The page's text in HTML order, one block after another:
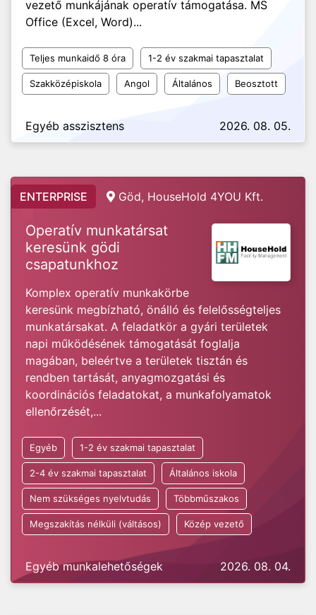
vezető munkájának operatív támogatása. MS
Office (Excel, Word)...
Teljes munkaidő 8 óra 1-2 év szakmai tapasztalat
Szakközépiskola Angol Általános Beosztott
Egyéb asszisztens 2026. 08. 05.
ENTERPRISE Göd, HouseHold 4YOU Kft.
Operatív munkatársat
keresünk gödi
csapatunkhoz
Komplex operatív munkakörbe
keresünk megbízható, önálló és felelősségteljes
munkatársakat. A feladatkör a gyári területek
napi működésének támogatását foglalja
magában, beleértve a területek tisztán és
rendben tartását, anyagmozgatási és
koordinációs feladatokat, a munkafolyamatok
ellenőrzését,...
Egyéb 1-2 év szakmai tapasztalat
2-4 év szakmai tapasztalat Általános iskola
Nem szükséges nyelvtudás Többműszakos
Megszakítás nélküli (váltásos) Közép vezető
Egyéb munkalehetőségek 2026. 08. 04.